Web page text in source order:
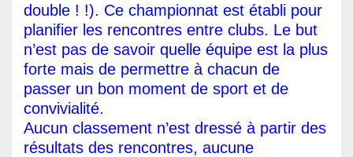
double ! !). Ce championnat est établi pour
planifier les rencontres entre clubs. Le but
n’est pas de savoir quelle équipe est la plus
forte mais de permettre à chacun de
passer un bon moment de sport et de
convivialité.
Aucun classement n’est dressé à partir des
résultats des rencontres, aucune